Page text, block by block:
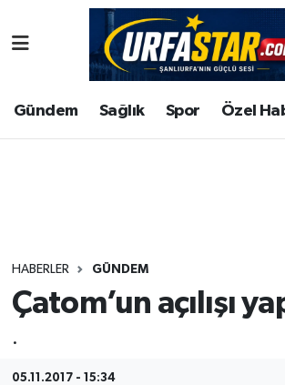
Gündem Sağlık Spor Özel
HABERLER GÜNDEM
Çatom’un açılışı
.
05.11.2017 - 15:34
ASAYİS
ÇEVRE
Gündem
Şanlıurfa Nöbetçi Eczaneler
Şanlıurfa Hava Durumu
Tüm Manşetler